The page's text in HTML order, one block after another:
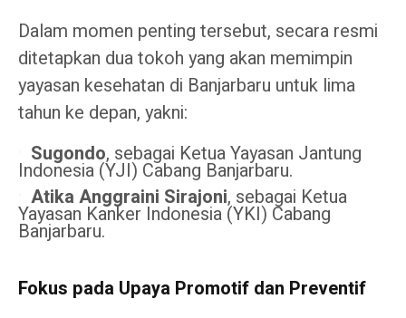
Dalam momen penting tersebut, secara resmi
ditetapkan dua tokoh yang akan memimpin
yayasan kesehatan di Banjarbaru untuk lima
tahun ke depan, yakni:
Sugondo, sebagai Ketua Yayasan Jantung
Indonesia (YJI) Cabang Banjarbaru.
Atika Anggraini Sirajoni, sebagai Ketua
Yayasan Kanker Indonesia (YKI) Cabang
Banjarbaru.
Fokus pada Upaya Promotif dan Preventif